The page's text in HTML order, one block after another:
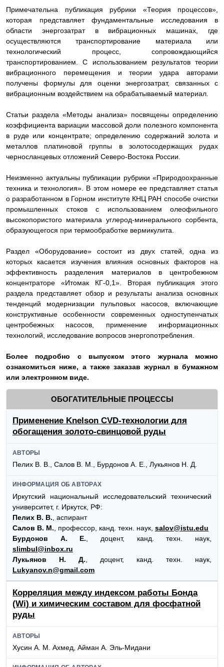
Примечательна публикация рубрики «Теория процессов»,
которая представляет фундаментальные исследования в
области энергозатрат в вибрационных машинах, где
осуществляются транспортирование материала или
технологический процесс, сопровождающийся
транспортированием. С использованием результатов теории
вибрационного перемещения и теории удара авторами
получены формулы для оценки энергозатрат, связанных с
вибрационным воздействием на обрабатываемый материал.
Статьи раздела «Методы анализа» посвящены определению
коэффициента вариации массовой доли полезного компонента
в руде или концентрате; определению содержаний золота и
металлов платиновой группы в золотосодержащих рудах
черносланцевых отложений Северо-Востока России.
Неизменно актуальны публикации рубрики «Природоохранные
техника и технология». В этом номере ее представляет статья
о разработанном в Горном институте КНЦ РАН способе очистки
промышленных стоков с использованием олеофильного
высокопористого материала углерод-минерального сорбента,
образующегося при термообработке вермикулита.
Раздел «Оборудование» состоит из двух статей, одна из
которых касается изучения влияния основных факторов на
эффективность разделения материалов в центробежном
концентраторе «Итомак КГ-0,1». Вторая публикация этого
раздела представляет обзор и результаты анализа основных
тенденций модернизации пульповых насосов, включающие
конструктивные особенности современных одноступенчатых
центробежных насосов, применение информационных
технологий, исследование вопросов энергопотребления.
Более подробно с выпуском этого журнала можно
ознакомиться ниже, а также заказав журнал в бумажном
или электронном виде.
ОБОГАТИТЕЛЬНЫЕ ПРОЦЕССЫ
Применение Knelson CVD-технологии для
обогащения золото-свинцовой руды
АВТОРЫ
Пелих В. В., Салов В. М., Бурдонов А. Е., Лукьянов Н. Д.
ИНФОРМАЦИЯ ОБ АВТОРАХ
Иркутский национальный исследовательский технический
университет, г. Иркутск, РФ:
Пелих В. В. , аспирант
Салов В. М. , профессор, канд. техн. наук, salov@istu.edu
Бурдонов А. Е. , доцент, канд. техн. наук,
slimbul@inbox.ru
Лукьянов Н. Д. , доцент, канд. техн. наук,
Lukyanov.n@gmail.com
Корреляция между индексом работы Бонда
(Wi) и химическим составом для фосфатной
руды
АВТОРЫ
Хусин А. М. Ахмед, Айман А. Эль-Мидани